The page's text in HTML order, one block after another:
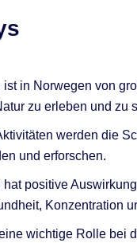
in Norwegen von
zu erleben und zu
werden die
und erforschen.
positive
Konzentration
wichtige Rolle bei